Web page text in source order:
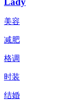
美容
减肥
格调
时装
结婚